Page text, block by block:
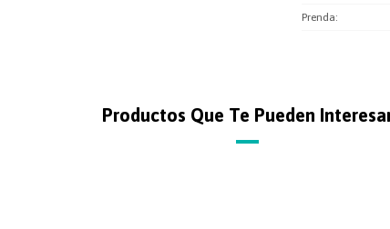
Prenda
Productos Que Te Pueden